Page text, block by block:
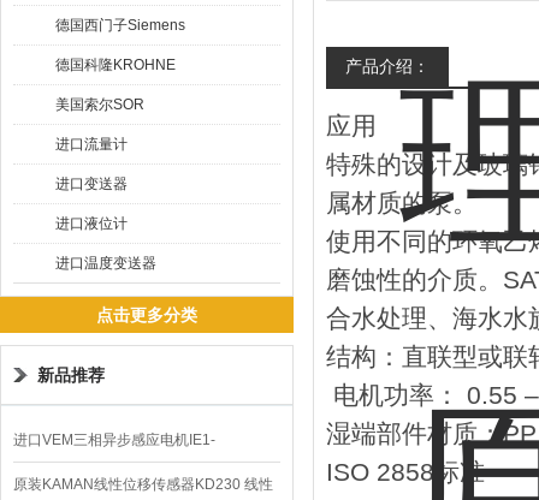
德国西门子Siemens
德国科隆KROHNE
美国索尔SOR
进口流量计
进口变送器
进口液位计
进口温度变送器
点击更多分类
新品推荐
进口VEM三相异步感应电机IE1-
K21R80G4马达
原装KAMAN线性位移传感器KD230 线性
产品介绍：
应用
特殊的设计及玻璃
属材质的泵。
使用不同的环氧乙
磨蚀性的介质。
合水处理、海水水
结构：直联型或联
电机功率： 0.55
湿端部件材质：
ISO 2858标准